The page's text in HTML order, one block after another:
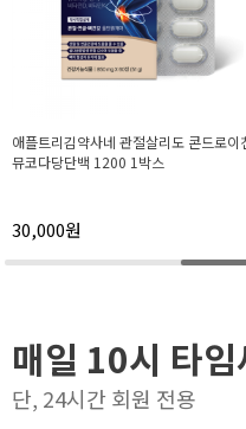
애플트리김약사네 관절살리도 콘드로이
뮤코다당단백 1200 1박스
30,000원
매일 10시 타
단, 24시간 회원 전용